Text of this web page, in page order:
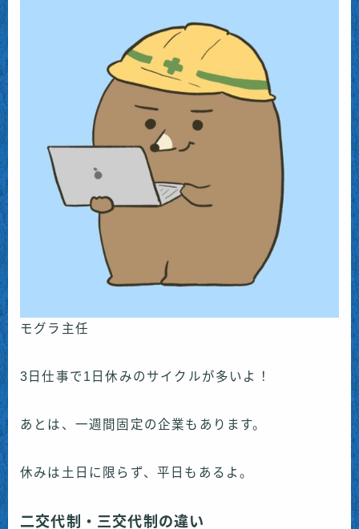
モグラ主任
3日仕事で1日休みのサイクルが多いよ！
あとは、一週間固定の企業もあります。
休みは土日に限らず、平日もあるよ。
二交代制・三交代制の違い